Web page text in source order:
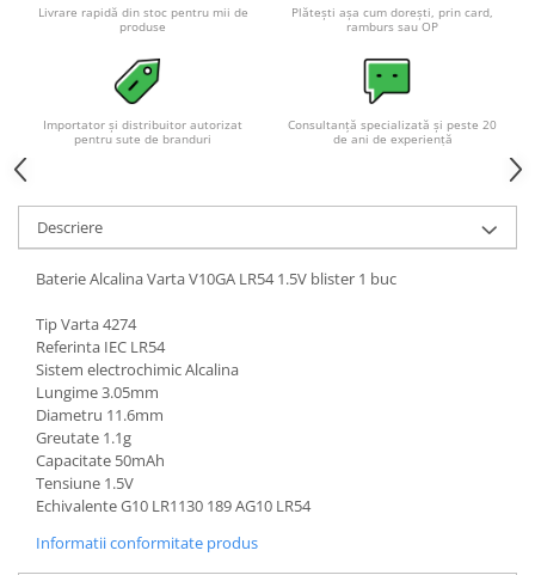
Livrare rapidă din stoc pentru mii de
produse
Plătești așa cum dorești, prin card,
ramburs sau OP
Importator și distribuitor autorizat
pentru sute de branduri
Consultanță specializată și peste 20
de ani de experiență
Descriere
Baterie Alcalina Varta V10GA LR54 1.5V blister 1 buc
Tip Varta 4274
Referinta IEC LR54
Sistem electrochimic Alcalina
Lungime 3.05mm
Diametru 11.6mm
Greutate 1.1g
Capacitate 50mAh
Tensiune 1.5V
Echivalente G10 LR1130 189 AG10 LR54
Informatii conformitate produs